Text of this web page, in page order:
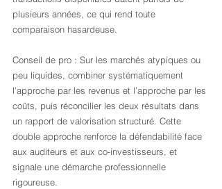
plusieurs années, ce qui rend toute
comparaison hasardeuse.
Conseil de pro : Sur les marchés atypiques ou
peu liquides, combiner systématiquement
l’approche par les revenus et l’approche par les
coûts, puis réconcilier les deux résultats dans
un rapport de valorisation structuré. Cette
double approche renforce la défendabilité face
aux auditeurs et aux co-investisseurs, et
signale une démarche professionnelle
rigoureuse.